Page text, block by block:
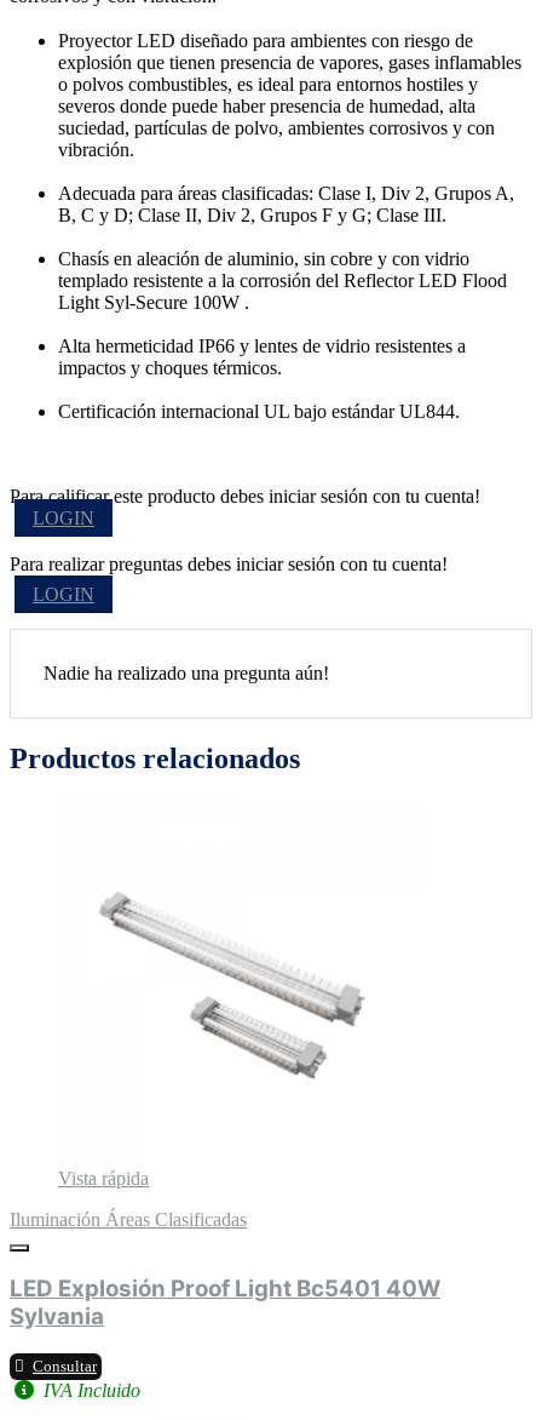
Proyector LED diseñado para ambientes con riesgo de
explosión que tienen presencia de vapores, gases inflamables
o polvos combustibles, es ideal para entornos hostiles y
severos donde puede haber presencia de humedad, alta
suciedad, partículas de polvo, ambientes corrosivos y con
vibración.
Adecuada para áreas clasificadas: Clase I, Div 2, Grupos A,
B, C y D; Clase II, Div 2, Grupos F y G; Clase III.
Chasís en aleación de aluminio, sin cobre y con vidrio
templado resistente a la corrosión del Reflector LED Flood
Light Syl-Secure 100W .
Alta hermeticidad IP66 y lentes de vidrio resistentes a
impactos y choques térmicos.
Certificación internacional UL bajo estándar UL844.
Para calificar este producto debes iniciar sesión con tu cuenta!
LOGIN
Para realizar preguntas debes iniciar sesión con tu cuenta!
LOGIN
Nadie ha realizado una pregunta aún!
Productos relacionados
Vista rápida
Iluminación Áreas Clasificadas
LED Explosión Proof Light Bc5401 40W
Sylvania
Consultar
IVA Incluido